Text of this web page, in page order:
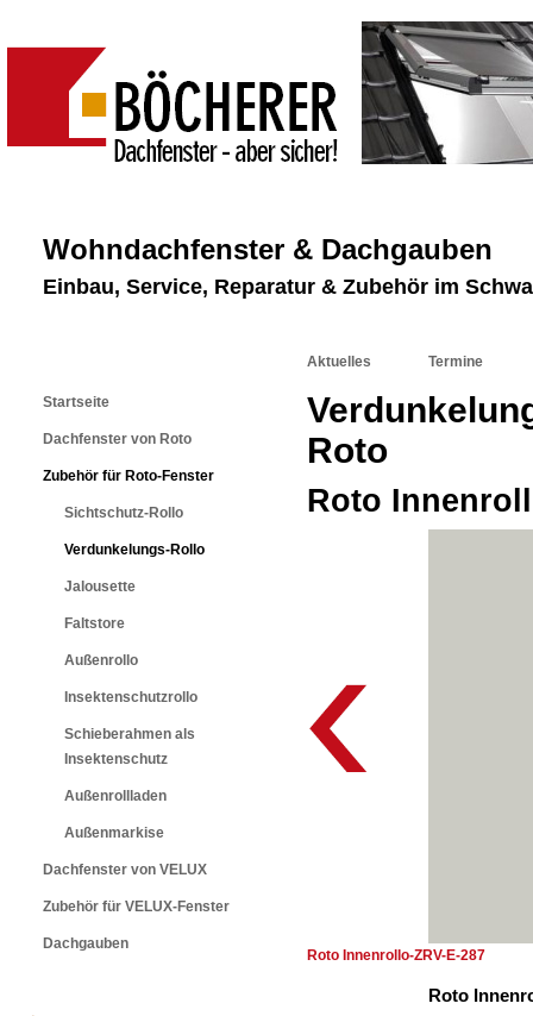
Wohndachfenster & Dachgauben
Einbau, Service, Reparatur & Zubehör im
Startseite
Dachfenster von Roto
Zubehör für Roto-Fenster
Sichtschutz-Rollo
Verdunkelungs-Rollo
Jalousette
Faltstore
Außenrollo
Insektenschutzrollo
Schieberahmen als
Insektenschutz
Außenrollladen
Außenmarkise
Dachfenster von VELUX
Zubehör für VELUX-Fenster
Dachgauben
Aktuelles Termine
Roto
Roto
Roto Innenrollo-ZRV-E-287
Roto